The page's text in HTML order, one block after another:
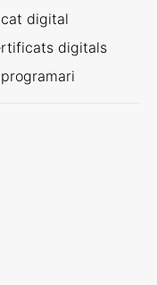
digital
digitals